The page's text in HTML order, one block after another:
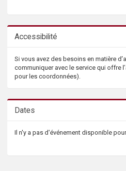
Accessibilité
Si vous avez des besoins en matière
communiquer avec le service qui offre
pour les coordonnées).
Dates
Il n'y a pas d'événement disponible